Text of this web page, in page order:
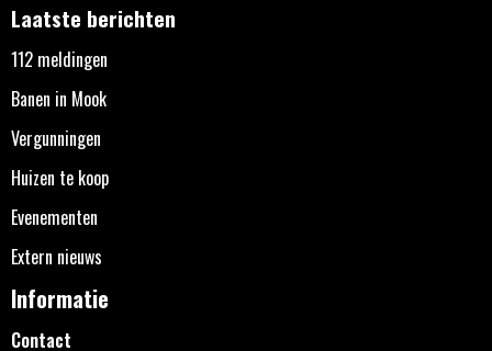
Laatste berichten
112 meldingen
Banen in Mook
Vergunningen
Huizen te koop
Evenementen
Extern nieuws
Informatie
Contact